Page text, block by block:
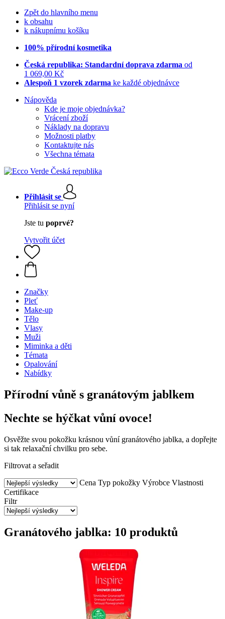
Zpět do hlavního menu
k obsahu
k nákupnímu košíku
100% přírodní kosmetika
Česká republika: Standardní doprava zdarma od
1 069,00 Kč
Alespoň 1 vzorek zdarma ke každé objednávce
Nápověda
Kde je moje objednávka?
Vrácení zboží
Náklady na dopravu
Možnosti platby
Kontaktujte nás
Všechna témata
Přihlásit se
Přihlásit se nyní
Jste tu poprvé?
Vytvořit účet
Značky
Pleť
Make-up
Tělo
Vlasy
Muži
Miminka a děti
Témata
Opalování
Nabídky
Přírodní vůně s granátovým jablkem
Nechte se hýčkat vůní ovoce!
Osvěžte svou pokožku krásnou vůní granátového jablka, a dopřejte
si tak relaxační chvilku pro sebe.
Filtrovat a seřadit
Cena Typ pokožky Výrobce Vlastnosti
Certifikace
Filtr
Granátového jablka: 10 produktů